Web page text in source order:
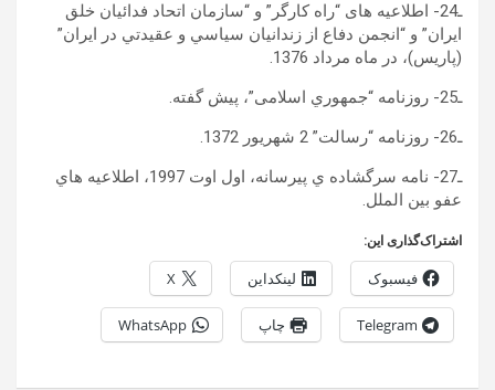
ـ24- اطلاعيه های “راه کارگر” و “سازمان اتحاد فدائيان خلق
ايران” و “انجمن دفاع از زندانيان سياسي و عقيدتي در ايران”
(پاريس)، در ماه مرداد 1376.
ـ25- روزنامه “جمهوري اسلامی”، پيش گفته.
ـ26- روزنامه “رسالت” 2 شهريور 1372.
ـ27- نامه سرگشاده ي پيرسانه، اول اوت 1997، اطلاعيه هاي
عفو بين الملل.
اشتراک‌گذاری این:
فیسبوک لینکداین X
Telegram چاپ WhatsApp